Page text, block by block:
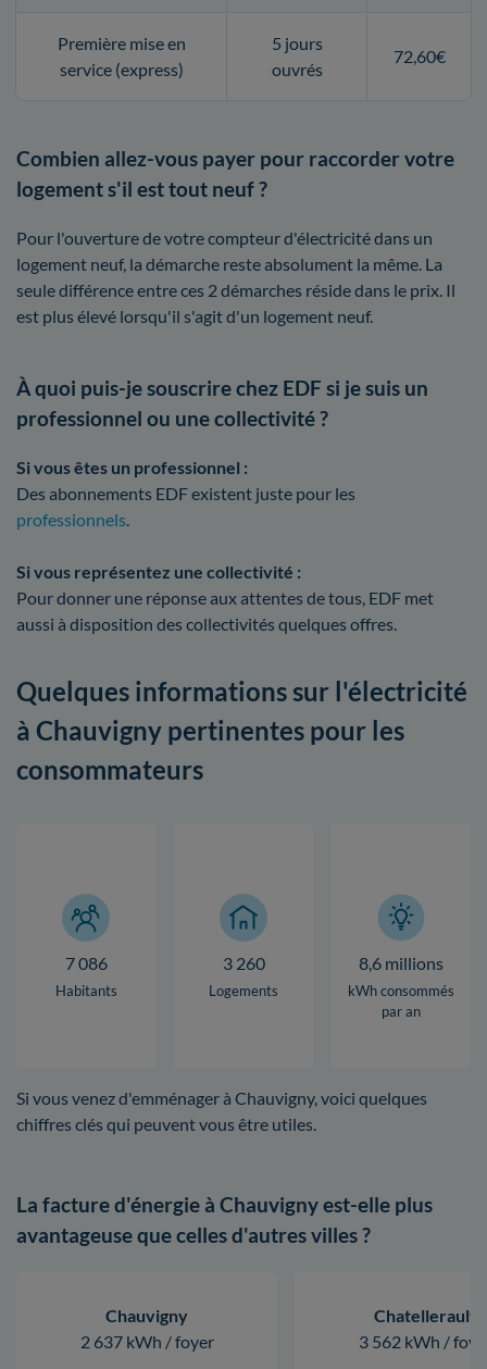
Première mise en
service (express)
5 jours
ouvrés
72,60€
Combien allez-vous payer pour raccorder votre
logement s'il est tout neuf ?
Pour l'ouverture de votre compteur d'électricité dans un
logement neuf, la démarche reste absolument la même. La
seule différence entre ces 2 démarches réside dans le prix. Il
est plus élevé lorsqu'il s'agit d'un logement neuf.
À quoi puis-je souscrire chez EDF si je suis un
professionnel ou une collectivité ?
Si vous êtes un professionnel :
Des abonnements EDF existent juste pour les
professionnels.
Si vous représentez une collectivité :
Pour donner une réponse aux attentes de tous, EDF met
aussi à disposition des collectivités quelques offres.
Quelques informations sur l'électricité
à Chauvigny pertinentes pour les
consommateurs
7 086
Habitants
3 260
Logements
8,6 millions
kWh consommés
par an
Si vous venez d'emménager à Chauvigny, voici quelques
chiffres clés qui peuvent vous être utiles.
La facture d'énergie à Chauvigny est-elle plus
avantageuse que celles d'autres villes ?
Chauvigny
2 637 kWh / foyer
Chatellerault
3 562 kWh /